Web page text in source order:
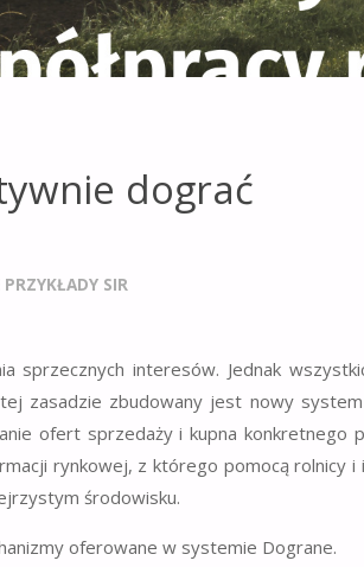
dograć
PRZYKŁADY SIR
sprzecznych interesów. Jednak
zasadzie zbudowany jest nowy system
ofert sprzedaży i kupna konkretnego
rynkowej, z którego pomocą rolnicy i
środowisku.
oferowane w systemie Dograne.